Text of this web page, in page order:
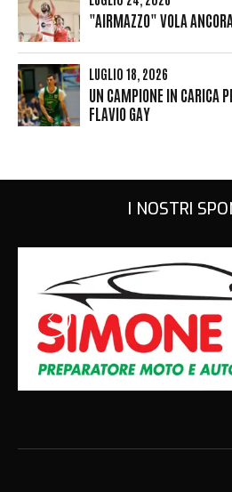
"AIRMAZZO" VOLA
LUGLIO 18, 2026
UN CAMPIONE IN CARICA
FLAVIO GAY
I NOSTRI